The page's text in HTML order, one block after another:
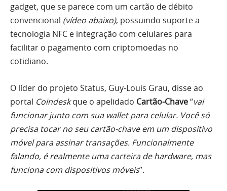
gadget, que se parece com um cartão de débito
convencional (vídeo abaixo), possuindo suporte a
tecnologia NFC e integração com celulares para
facilitar o pagamento com criptomoedas no
cotidiano.
O líder do projeto Status, Guy-Louis Grau, disse ao
portal Coindeskque o apelidado Cartão-Chave“vai
funcionar junto com sua wallet para celular. Você só
precisa tocar no seu cartão-chave em um dispositivo
móvel para assinar transações. Funcionalmente
falando, é realmente uma carteira de hardware, mas
funciona com dispositivos móveis”.